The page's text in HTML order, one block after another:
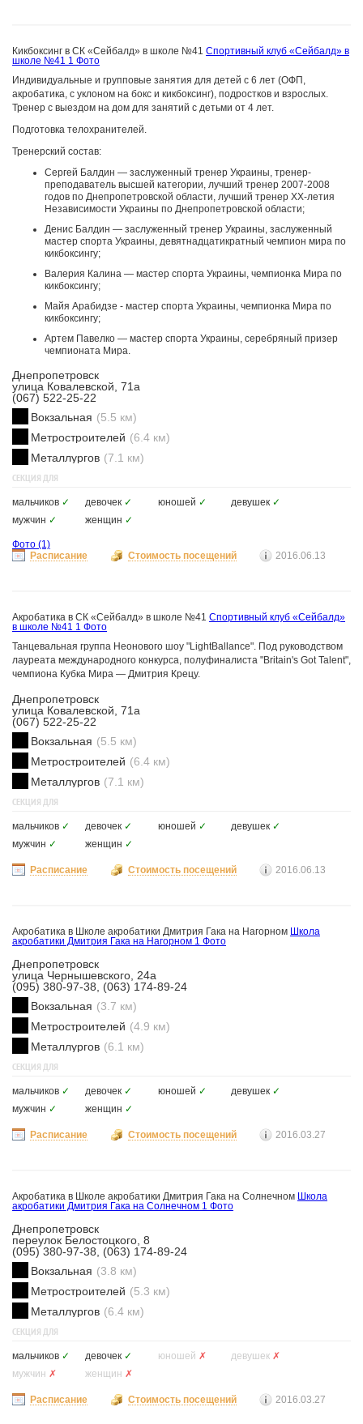
Кикбоксинг в СК «Сейбалд» в школе №41 Спортивный клуб «Сейбалд» в
школе №41 1 Фото
Индивидуальные и групповые занятия для детей с 6 лет (ОФП,
акробатика, с уклоном на бокс и кикбоксинг), подростков и взрослых.
Тренер с выездом на дом для занятий с детьми от 4 лет.
Подготовка телохранителей.
Тренерский состав:
Сергей Балдин — заслуженный тренер Украины, тренер-
преподаватель высшей категории, лучший тренер 2007-2008
годов по Днепропетровской области, лучший тренер ХХ-летия
Независимости Украины по Днепропетровской области;
Денис Балдин — заслуженный тренер Украины, заслуженный
мастер спорта Украины, девятнадцатикратный чемпион мира по
кикбоксингу;
Валерия Калина — мастер спорта Украины, чемпионка Мира по
кикбоксингу;
Майя Арабидзе - мастер спорта Украины, чемпионка Мира по
кикбоксингу;
Артем Павелко — мастер спорта Украины, серебряный призер
чемпионата Мира.
Днепропетровск
улица Ковалевской, 71а
(067) 522-25-22
Вокзальная (5.5 км)
Метростроителей (6.4 км)
Металлургов (7.1 км)
СЕКЦИЯ ДЛЯ
мальчиков ✓ девочек ✓ юношей ✓ девушек ✓
мужчин ✓ женщин ✓
Фото (1)
Расписание
Стоимость посещений 2016.06.13
Акробатика в СК «Сейбалд» в школе №41 Спортивный клуб «Сейбалд»
в школе №41 1 Фото
Танцевальная группа Неонового шоу "LightBallance". Под руководством
лауреата международного конкурса, полуфиналиста "Britain's Got Talent",
чемпиона Кубка Мира — Дмитрия Крецу.
Днепропетровск
улица Ковалевской, 71а
(067) 522-25-22
Вокзальная (5.5 км)
Метростроителей (6.4 км)
Металлургов (7.1 км)
СЕКЦИЯ ДЛЯ
мальчиков ✓ девочек ✓ юношей ✓ девушек ✓
мужчин ✓ женщин ✓
Расписание Стоимость посещений 2016.06.13
Акробатика в Школе акробатики Дмитрия Гака на Нагорном Школа
акробатики Дмитрия Гака на Нагорном 1 Фото
Днепропетровск
улица Чернышевского, 24а
(095) 380-97-38, (063) 174-89-24
Вокзальная (3.7 км)
Метростроителей (4.9 км)
Металлургов (6.1 км)
СЕКЦИЯ ДЛЯ
мальчиков ✓ девочек ✓ юношей ✓ девушек ✓
мужчин ✓ женщин ✓
Расписание Стоимость посещений 2016.03.27
Акробатика в Школе акробатики Дмитрия Гака на Солнечном Школа
акробатики Дмитрия Гака на Солнечном 1 Фото
Днепропетровск
переулок Белостоцкого, 8
(095) 380-97-38, (063) 174-89-24
Вокзальная (3.8 км)
Метростроителей (5.3 км)
Металлургов (6.4 км)
СЕКЦИЯ ДЛЯ
мальчиков ✓ девочек ✓ юношей ✗ девушек ✗
мужчин ✗ женщин ✗
Расписание Стоимость посещений 2016.03.27